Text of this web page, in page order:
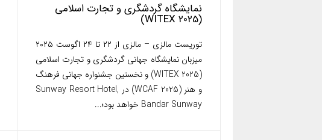
نمایشگاه گردشگری و تجارت اسلامی
(WITEX 2025)
توریست مالزی – مالزی از ۲۲ تا ۲۴ اگوست ۲۰۲۵
میزبان نمایشگاه جهانی گردشگری و تجارت اسلامی
(WITEX 2025) و نخستین جشنواره جهانی فرهنگ
و هنر (WCAF 2025) در Sunway Resort Hotel,
Bandar Sunway خواهد بود؛...